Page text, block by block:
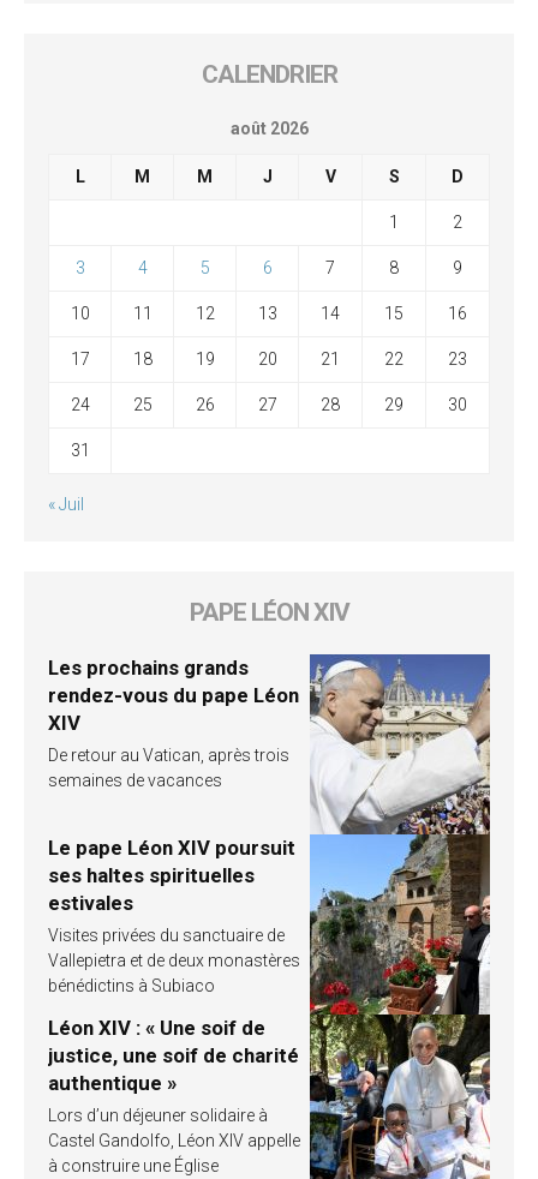
CALENDRIER
août 2026
L M M J V S D
1 2
3 4 5 6 7 8 9
10 11 12 13 14 15 16
17 18 19 20 21 22 23
24 25 26 27 28 29 30
31
« Juil
PAPE LÉON XIV
Les prochains grands
rendez-vous du pape Léon
XIV
De retour au Vatican, après trois
semaines de vacances
Le pape Léon XIV poursuit
ses haltes spirituelles
estivales
Visites privées du sanctuaire de
Vallepietra et de deux monastères
bénédictins à Subiaco
Léon XIV : « Une soif de
justice, une soif de charité
authentique »
Lors d’un déjeuner solidaire à
Castel Gandolfo, Léon XIV appelle
à construire une Église